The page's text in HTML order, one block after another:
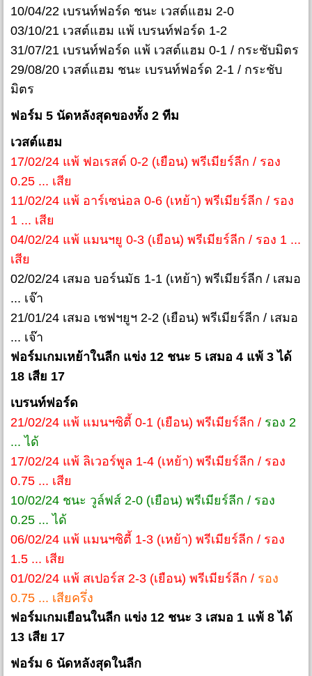
10/04/22 เบรนท์ฟอร์ด ชนะ เวสต์แฮม 2-0
03/10/21 เวสต์แฮม แพ้ เบรนท์ฟอร์ด 1-2
31/07/21 เบรนท์ฟอร์ด แพ้ เวสต์แฮม 0-1 / กระชับมิตร
29/08/20 เวสต์แฮม ชนะ เบรนท์ฟอร์ด 2-1 / กระชับ
มิตร
ฟอร์ม 5 นัดหลังสุดของทั้ง 2 ทีม
เวสต์แฮม
17/02/24 แพ้ ฟอเรสต์ 0-2 (เยือน) พรีเมียร์ลีก / รอง
0.25 ... เสีย
11/02/24 แพ้ อาร์เซน่อล 0-6 (เหย้า) พรีเมียร์ลีก / รอง
1 ... เสีย
04/02/24 แพ้ แมนฯยู 0-3 (เยือน) พรีเมียร์ลีก / รอง 1 ...
เสีย
02/02/24 เสมอ บอร์นมัธ 1-1 (เหย้า) พรีเมียร์ลีก / เสมอ
... เจ๊า
21/01/24 เสมอ เชฟฯยูฯ 2-2 (เยือน) พรีเมียร์ลีก / เสมอ
... เจ๊า
ฟอร์มเกมเหย้าในลีก แข่ง 12 ชนะ 5 เสมอ 4 แพ้ 3 ได้
18 เสีย 17
เบรนท์ฟอร์ด
21/02/24 แพ้ แมนฯซิตี้ 0-1 (เยือน) พรีเมียร์ลีก / รอง 2
... ได้
17/02/24 แพ้ ลิเวอร์พูล 1-4 (เหย้า) พรีเมียร์ลีก / รอง
0.75 ... เสีย
10/02/24 ชนะ วูล์ฟส์ 2-0 (เยือน) พรีเมียร์ลีก / รอง
0.25 ... ได้
06/02/24 แพ้ แมนฯซิตี้ 1-3 (เหย้า) พรีเมียร์ลีก / รอง
1.5 ... เสีย
01/02/24 แพ้ สเปอร์ส 2-3 (เยือน) พรีเมียร์ลีก / รอง
0.75 ... เสียครึ่ง
ฟอร์มเกมเยือนในลีก แข่ง 12 ชนะ 3 เสมอ 1 แพ้ 8 ได้
13 เสีย 17
ฟอร์ม 6 นัดหลังสุดในลีก